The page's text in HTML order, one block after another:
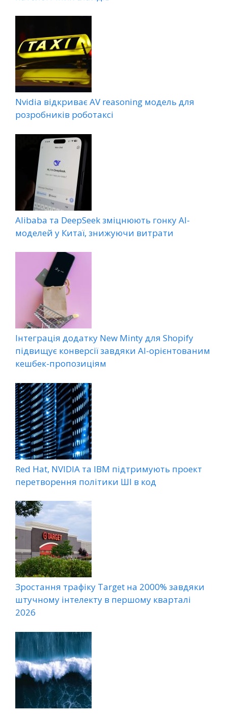
Nvidia відкриває AV reasoning модель для
розробників роботаксі
Alibaba та DeepSeek зміцнюють гонку AI-
моделей у Китаї, знижуючи витрати
Інтеграція додатку New Minty для Shopify
підвищує конверсії завдяки AI-орієнтованим
кешбек-пропозиціям
Red Hat, NVIDIA та IBM підтримують проект
перетворення політики ШІ в код
Зростання трафіку Target на 2000% завдяки
штучному інтелекту в першому кварталі
2026